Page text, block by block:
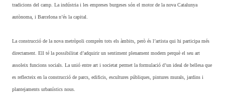
tradicions del camp. La indústria i les empreses burgeses són el motor de la nova Catalunya
autònoma, i Barcelona n’és la capital.
La construcció de la nova metròpoli comprèn tots els àmbits, però és l’artista qui hi participa més
directament. Ell té la possibilitat d’adquirir un sentiment plenament modern perquè el seu art
assoleix funcions socials. La unió entre art i societat permet la formulació d’un ideal de bellesa que
es reflecteix en la construcció de parcs, edificis, escultures públiques, pintures murals, jardins i
plantejaments urbanístics nous.